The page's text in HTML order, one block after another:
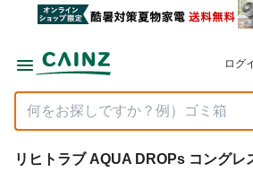
ログ
リヒトラブ AQUA DROPs コングレ